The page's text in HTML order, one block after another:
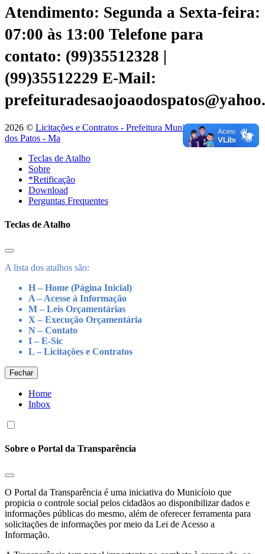
Atendimento: Segunda a Sexta-feira:
07:00 às 13:00 Telefone para
contato: (99)35512328 |
(99)35512229 E-Mail:
2026 © Licitações e Contratos - Prefeitura Municipal de São João
dos Patos - Ma
Teclas de Atalho
Sobre
*Retificação
Download
Perguntas Frequentes
Teclas de Atalho
A lista dos atalhos são:
H – Home (Página Inicial)
A – Acesse à Informação
M – Leis Orçamentárias
X – Execução Orçamentária
N – Contato
I – E-Sic
L – Licitações e Contratos
Fechar
Home
Inbox
Sobre o Portal da Transparência
O Portal da Transparência é uma iniciativa do Municíoio que
propicia o controle social pelos cidadãos ao disponibilizar dados e
informações públicas do mesmo, além de oferecer ferramenta para
solicitações de informações por meio da Lei de Acesso a
Informação.